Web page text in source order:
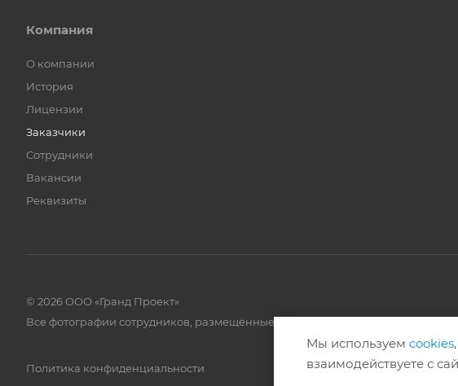
Компания
О компании
История
Лицензии
Заказчики
Сотрудники
Вакансии
Реквизиты
© 2026 ООО «Гранд Проект»
Все фотографии сотрудников, размещённые на сайте, опубликованы с их
Политика конфиденциальности
Мы используем cookies
взаимодействуете с